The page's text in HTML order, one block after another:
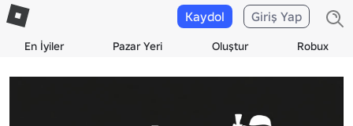
En İyiler Pazar Yeri Oluştur Robux
Kaydol Giriş Yap